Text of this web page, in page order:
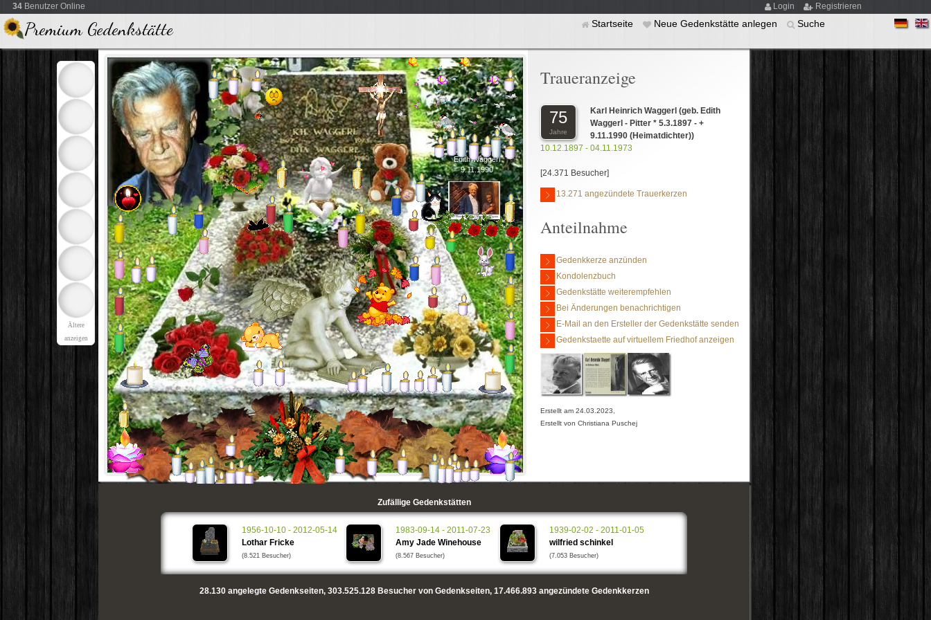
34 Benutzer Online Login Registrieren
Premium Gedenkstätte Startseite Neue Gedenkstätte anlegen Suche
Ältere
anzeigen
Edith Waggerl
9.11.1990
Traueranzeige
75
Jahre
Karl Heinrich Waggerl (geb. Edith
Waggerl - Pitter * 5.3.1897 - +
9.11.1990 (Heimatdichter))
10.12.1897 - 04.11.1973
[24.371 Besucher]
13.271 angezündete Trauerkerzen
Anteilnahme
Gedenkkerze anzünden
Kondolenzbuch
Gedenkstätte weiterempfehlen
Bei Änderungen benachrichtigen
E-Mail an den Ersteller der Gedenkstätte senden
Gedenkstaette auf virtuellem Friedhof anzeigen
Erstellt am 24.03.2023,
Erstellt von Christiana Puschej
Zufällige Gedenkstätten
1956-10-10 - 2012-05-14
Lothar Fricke
(8.521 Besucher)
1983-09-14 - 2011-07-23
Amy Jade Winehouse
(8.567 Besucher)
1939-02-02 - 2011-01-05
wilfried schinkel
(7.053 Besucher)
28.130angelegte Gedenkseiten, 303.525.128Besucher von Gedenkseiten, 17.466.893angezündete Gedenkkerzen